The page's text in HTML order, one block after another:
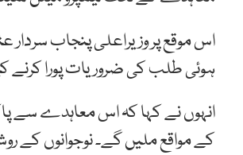
اس موقع پر وزیراعلی پنجاب سردار
ہوئی طلب کی ضروریات پورا کرنے
انہوں نے کہا کہ اس معاہدے سے
کے مواقع ملیں گے۔ نوجوانوں کے